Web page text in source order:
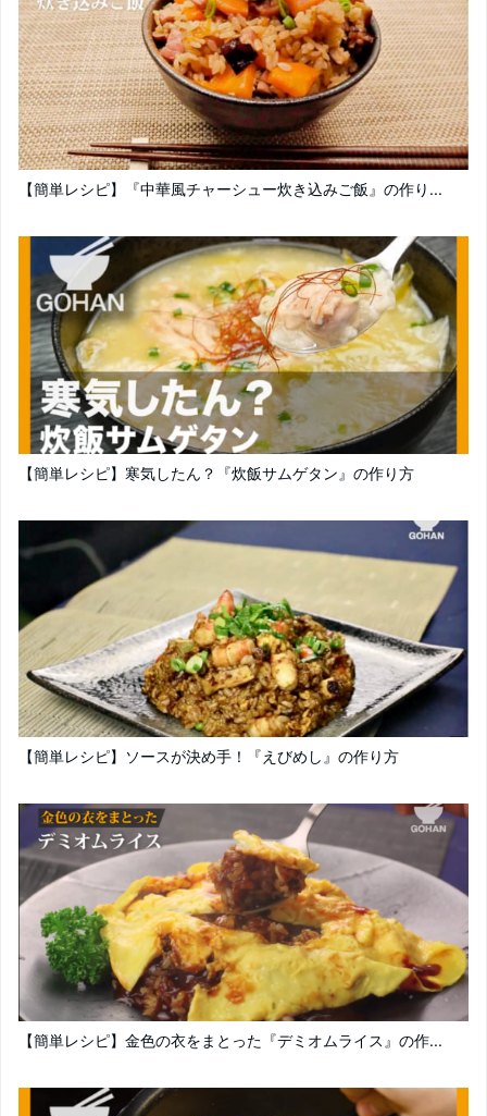
【簡単レシピ】『中華風チャーシュー炊き込みご飯』の作り...
【簡単レシピ】寒気したん？『炊飯サムゲタン』の作り方
【簡単レシピ】ソースが決め手！『えびめし』の作り方
【簡単レシピ】金色の衣をまとった『デミオムライス』の作...